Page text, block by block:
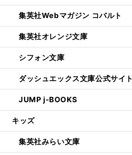
集英社Webマガジン コバルト
集英社オレンジ文庫
シフォン文庫
ダッシュエックス文庫公式サイト
JUMP j-BOOKS
キッズ
集英社みらい文庫